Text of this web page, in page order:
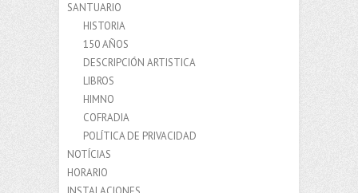
SANTUARIO
HISTORIA
150 AÑOS
DESCRIPCIÓN ARTISTICA
LIBROS
HIMNO
COFRADIA
POLÍTICA DE PRIVACIDAD
NOTÍCIAS
HORARIO